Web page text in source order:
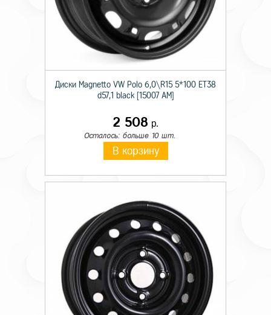
Диски Magnetto VW Polo 6,0\R15 5*100 ET38
d57,1 black [15007 AM]
2 508 р.
Осталось: больше 10 шт.
В корзину